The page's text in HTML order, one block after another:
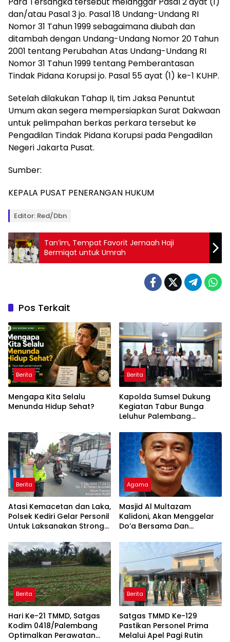
dan/atau Pasal 3 jo. Pasal 18 Undang-Undang RI
Nomor 31 Tahun 1999 sebagaimana diubah dan
ditambah dengan Undang-Undang Nomor 20 Tahun
2001 tentang Perubahan Atas Undang-Undang RI
Nomor 31 Tahun 1999 tentang Pemberantasan
Tindak Pidana Korupsi jo. Pasal 55 ayat (1) ke-1 KUHP.
Setelah dilakukan Tahap II, tim Jaksa Penuntut
Umum akan segera mempersiapkan Surat Dakwaan
untuk pelimpahan berkas perkara tersebut ke
Pengadilan Tindak Pidana Korupsi pada Pengadilan
Negeri Jakarta Pusat.
Sumber:
KEPALA PUSAT PENERANGAN HUKUM
Editor: Red/dbn
Tan’im, Tempat Favorit Jemaah Haji
Bermiqat untuk Umrah
Pos Terkait
Berita
Mengapa Kita Selalu
Menunda Hidup Sehat?
Berita
Kapolda Sumsel Dukung
Kegiatan Tabur Bunga
Leluhur Palembang
Berita
Atasi Kemacetan dan Laka,
Polsek Kediri Gelar Personil
Untuk Laksanakan Strong
Agama
Masjid Al Multazam
Kalidoni, Akan Menggelar
Do’a Bersama Dan
RI Ke-81 Dengan
Pembicara Ustadz Qoim
Nur’aini M.Pd
Berita
Hari Ke-21 TMMD, Satgas
Kodim 0418/Palembang
Optimalkan Perawatan
Berita
Satgas TMMD Ke-129
Pastikan Personel Prima
Melalui Apel Pagi Rutin